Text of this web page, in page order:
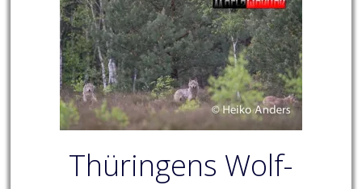
Thüringens Wolf-